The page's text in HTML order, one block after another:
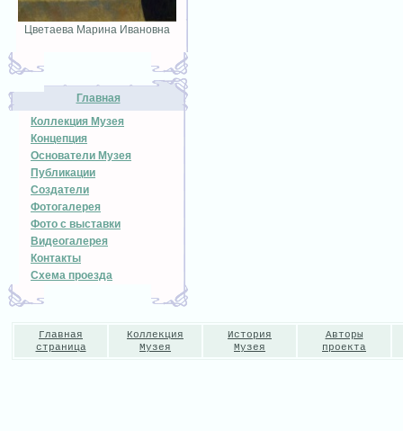
Цветаева Марина Ивановна
Главная
Коллекция Музея
Концепция
Основатели Музея
Публикации
Создатели
Фотогалерея
Фото с выставки
Видеогалерея
Контакты
Схема проезда
Главная
страница
Коллекция
Музея
История
Музея
Авторы
проекта